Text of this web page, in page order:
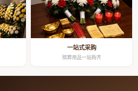
一站式采购
殡葬用品一站购齐